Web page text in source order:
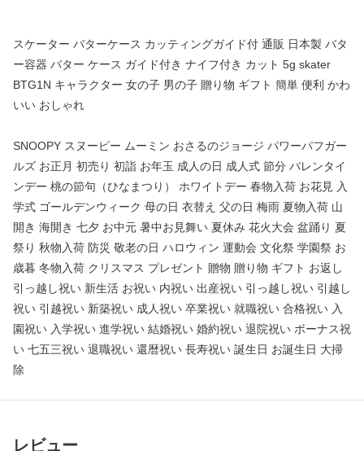
スケーター バターケース カッティングガイド付 通販 日本製 バタ
ー容器 バター ケース ガイド付き ナイフ付き カット 5g skater
BTG1N キャラクター 女の子 男の子 贈り物 ギフト 簡単 便利 かわ
いい おしゃれ
SNOOPY スヌーピー ムーミン おさるのジョージ パワーパフガー
ルズ お正月 初売り 初詣 お年玉 成人の日 成人式 節分 バレンタイ
ンデー 桃の節句（ひなまつり） ホワイトデー 春物入荷 お花見 入
学式 ゴールデンウィーク 母の日 衣替え 父の日 梅雨 夏物入荷 山
開き 海開き 七夕 お中元 暑中お見舞い 夏休み 花火大会 盆踊り 夏
祭り 秋物入荷 防災 敬老の日 ハロウィン 運動会 文化祭 学園祭 お
歳暮 冬物入荷 クリスマス プレゼント 贈物 贈り物 ギフト お返し
引っ越し祝い 新生活 お祝い 内祝い 出産祝い 引っ越し祝い 引越し
祝い 引越祝い 新築祝い 成人祝い 卒業祝い 就職祝い 合格祝い 入
園祝い 入学祝い 進学祝い 結婚祝い 婚約祝い 退院祝い ボーナス祝
い 七五三祝い 退職祝い 還暦祝い 長寿祝い 誕生日 お誕生日 大掃
除
レビュー